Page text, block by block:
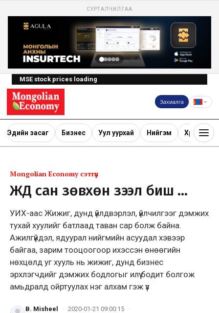
СУРТАЛЧИЛГАА
MSE stock prices loading
Захиалга
Эдийн засаг Бизнес Уул уурхай Нийгэм Хөрөнгө
Mongolian Economy сэтгүүл
ЖДҮ сан зөвхөн зээл биш …
УИХ-аас Жижиг, дунд үйлдвэрлэл, үйлчилгээг дэмжих
тухай хуулийг батлаад таван сар болж байна.
Ажилгүйдэл, ядуурал нийгмийн асуудал хэвээр
байгаа, зарим тооцоогоор ихэссэн өнөөгийн
нөхцөлд уг хууль нь жижиг, дунд бизнес
эрхлэгчдийг дэмжих бодлогыг илүү бодит болгож
амьдралд ойртуулах нэг алхам гэж үз
B. Misheel · 2020-01-21 09:00:15 ·